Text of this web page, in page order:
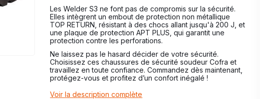
Les Welder S3 ne font pas de compromis sur la sécurité.
Elles intègrent un embout de protection non métallique
TOP RETURN, résistant à des chocs allant jusqu'à 200 J, et
une plaque de protection APT PLUS, qui garantit une
protection contre les perforations.
Ne laissez pas le hasard décider de votre sécurité.
Choisissez ces chaussures de sécurité soudeur Cofra et
travaillez en toute confiance. Commandez dès maintenant,
protégez-vous et profitez d’un confort inégalé !
Voir la description complète